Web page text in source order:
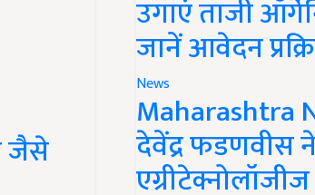
जैसे
उगाएं ताजी
जानें आवेदन
News
Maharashtra
देवेंद्र फडणवीस